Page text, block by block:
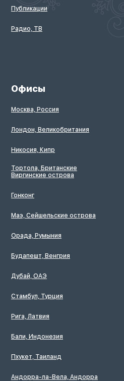
Публикации
Радио, ТВ
Офисы
Москва, Россия
Лондон, Великобритания
Никосия, Кипр
Тортола, Британские
Виргинские острова
Гонконг
Маэ, Сейшельские острова
Орада, Румыния
Будапешт, Венгрия
Дубай, ОАЭ
Стамбул, Турция
Рига, Латвия
Бали, Индонезия
Пхукет, Таиланд
Андорра-ла-Вела, Андорра